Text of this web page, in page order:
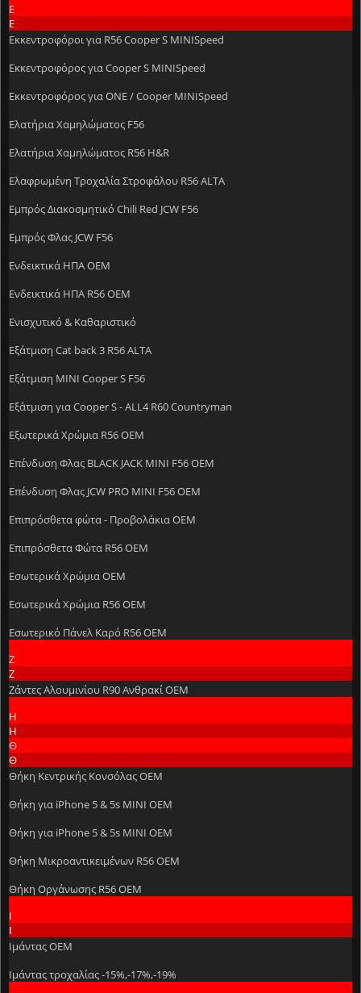
Ε
Ε
Εκκεντροφόροι για R56 Cooper S MINISpeed
Εκκεντροφόρος για Cooper S MINISpeed
Εκκεντροφόρος για ONE / Cooper MINISpeed
Ελατήρια Χαμηλώματος F56
Ελατήρια Χαμηλώματος R56 H&R
Ελαφρωμένη Τροχαλία Στροφάλου R56 ALTA
Εμπρός Διακοσμητικό Chili Red JCW F56
Εμπρός Φλας JCW F56
Ενδεικτικά ΗΠΑ OEM
Ενδεικτικά ΗΠΑ R56 OEM
Ενισχυτικό & Καθαριστικό
Εξάτμιση Cat back 3 R56 ALTA
Εξάτμιση MINI Cooper S F56
Εξάτμιση για Cooper S - ALL4 R60 Countryman
Εξωτερικά Χρώμια R56 OEM
Επένδυση Φλας BLACK JACK MINI F56 OEM
Επένδυση Φλας JCW PRO MINI F56 OEM
Επιπρόσθετα φώτα - Προβολάκια OEM
Επιπρόσθετα Φώτα R56 OEM
Εσωτερικά Χρώμια OEM
Εσωτερικά Χρώμια R56 OEM
Εσωτερικό Πάνελ Καρό R56 OEM
Ζ
Ζ
Ζάντες Αλουμινίου R90 Ανθρακί OEM
Η
Η
Θ
Θ
Θήκη Kεντρικής Kονσόλας OEM
Θήκη για iPhone 5 & 5s MINI OEM
Θήκη για iPhone 5 & 5s MINI OEM
Θήκη Μικροαντικειμένων R56 OEM
Θήκη Οργάνωσης R56 OEM
Ι
Ι
Ιμάντας OEM
Ιμάντας τροχαλίας -15%,-17%,-19%